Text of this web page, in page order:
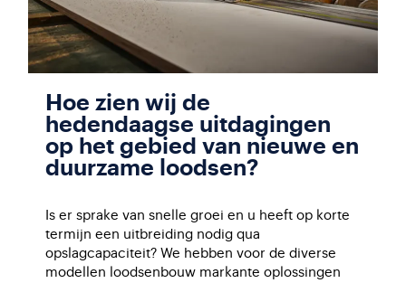
Hoe zien wij de
hedendaagse uitdagingen
op het gebied van nieuwe en
duurzame loodsen?
Is er sprake van snelle groei en u heeft op korte
termijn een uitbreiding nodig qua
opslagcapaciteit? We hebben voor de diverse
modellen loodsenbouw markante oplossingen